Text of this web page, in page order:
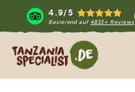
4.9/5
Basierend auf 4833+ Reviews
Tanzania Specialist